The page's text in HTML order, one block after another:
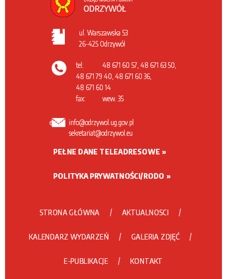
ul. Warszawska 53
26-425 Odrzywół
tel:
48 671 60 57, 48 671 63 50,
48 671 79 40, 48 671 60 36,
48 671 60 14
fax:
wew. 35
email: info@odrzywol.ug.gov.pl
sekretariat@odrzywol.eu
PEŁNE DANE TELEADRESOWE
POLITYKA PRYWATNOŚCI/RODO
STRONA GŁÓWNA AKTUALNOSCI
KALENDARZ WYDARZEŃ GALERIA ZDJĘĆ
E-PUBLIKACJE KONTAKT